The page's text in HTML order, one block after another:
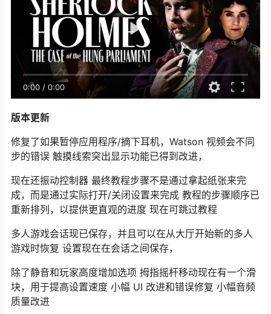
0:00 / 0:00
版本更新
修复了如果暂停应用程序/摘下耳机，Watson 视频会不同
步的错误 触摸线索突出显示功能已得到改进，
现在还振动控制器 最终教程步骤不是通过拿起纸张来完
成，而是通过实际打开/关闭设置来完成 教程的步骤顺序已
重新排列，以提供更直观的进度 现在可跳过教程
多人游戏会话现已保存，并且可以在从大厅开始新的多人
游戏时恢复 设置现在在会话之间保存，
除了静音和玩家高度增加选项 拇指摇杆移动现在有一个滑
块，用于提高设置速度 小幅 UI 改进和错误修复 小幅音频
质量改进